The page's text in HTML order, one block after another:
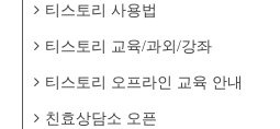
티스토리 사용법
티스토리 교육/과외/강좌
티스토리 오프라인 교육 안내
친효상담소 오픈